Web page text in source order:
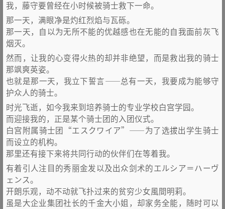
我，藤守要曾经在小时候被骑士救下一命。
那一天，满眼净是灼红烈焰与瓦砾。
那一天，自以为无所不能的优越感也在无能的自我面前灰飞
烟灭。
然而，让我的心变得火热的却并非绝望，而是救出我的骑士
那飒爽英姿。
也就是那一天，我立下誓言——总有一天，我要成为能够守
护众人的骑士。
时光飞逝，如今我来到培养骑士的专业学校白宫学园。
而迎接我的，正是某个骑士团的入团仪式。
白宫附属骑士团“エスクワイア”——为了选拔出学生骑士
而设立的机构。
那里还有接下来将共同行动的伙伴们在等着我。
有着引人注目的秀丽金发以及出众剑术的エルシア＝ハーヴ
ェンス。
开朗乐观，动不动就飞扑过来的贫穷少女風間明莉。
虽是大企业集团社长的千金大小姐，却家务全能，随时可以